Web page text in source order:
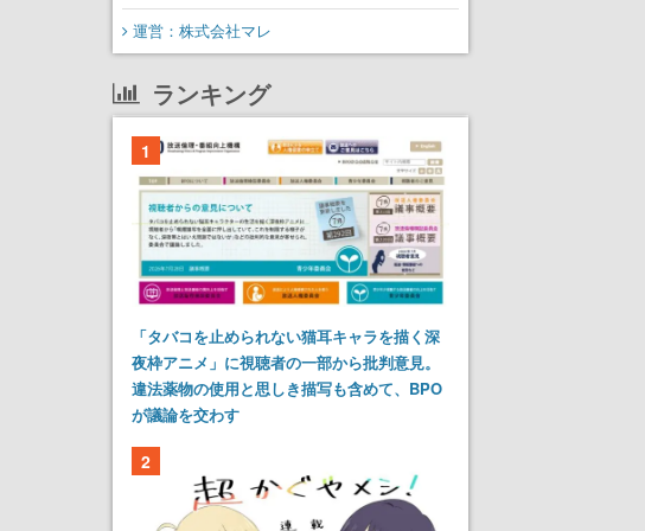
運営：株式会社マレ
ランキング
1
「タバコを止められない猫耳キャラを描く深
夜枠アニメ」に視聴者の一部から批判意見。
違法薬物の使用と思しき描写も含めて、BPO
が議論を交わす
2